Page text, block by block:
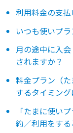
利用料金の支
いつも使いプ
月の途中に入
されますか？
料金プラン（
するタイミン
「たまに使い
約／利用をす